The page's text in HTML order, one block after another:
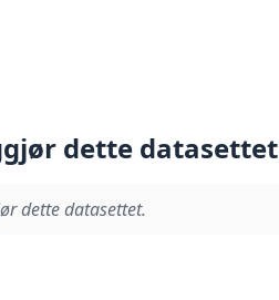
dette datasettet
dette datasettet.